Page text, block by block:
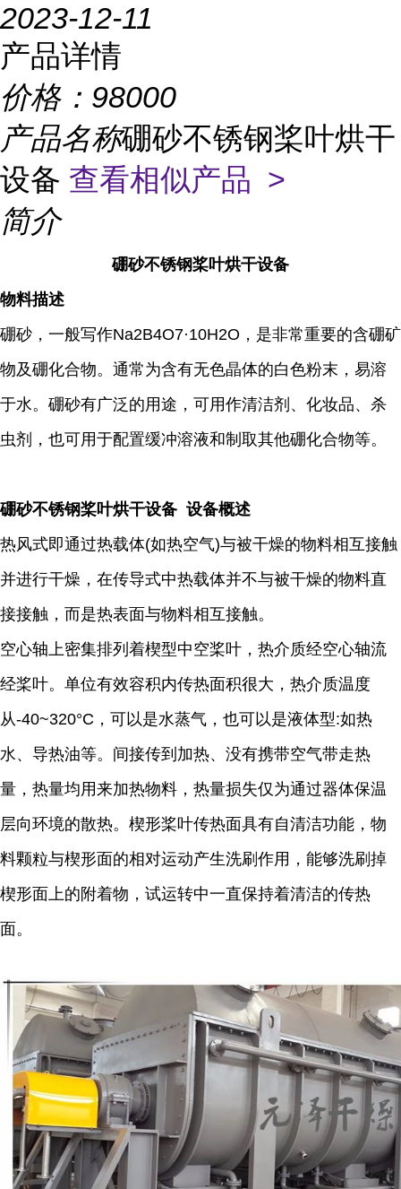
2023-12-11
产品详情
价格： 98000
产品名称硼砂不锈钢桨叶烘干
设备 查看相似产品 >
简介
硼砂不锈钢桨叶烘干设备
物料描述
硼砂，一般写作Na2B4O7·10H2O，是非常重要的含硼矿
物及硼化合物。通常为含有无色晶体的白色粉末，易溶
于水。硼砂有广泛的用途，可用作清洁剂、化妆品、杀
虫剂，也可用于配置缓冲溶液和制取其他硼化合物等。
硼砂不锈钢桨叶烘干设备 设备概述
热风式即通过热载体(如热空气)与被干燥的物料相互接触
并进行干燥，在传导式中热载体并不与被干燥的物料直
接接触，而是热表面与物料相互接触。
空心轴上密集排列着楔型中空桨叶，热介质经空心轴流
经桨叶。单位有效容积内传热面积很大，热介质温度
从-40~320°C，可以是水蒸气，也可以是液体型:如热
水、导热油等。间接传到加热、没有携带空气带走热
量，热量均用来加热物料，热量损失仅为通过器体保温
层向环境的散热。楔形桨叶传热面具有自清洁功能，物
料颗粒与楔形面的相对运动产生洗刷作用，能够洗刷掉
楔形面上的附着物，试运转中一直保持着清洁的传热
面。